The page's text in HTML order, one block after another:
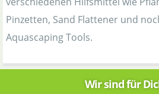
Pinzetten, Sand Flattener und
Aquascaping Tools.
Wir sind für